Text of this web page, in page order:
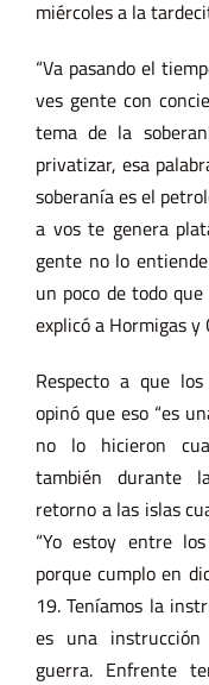
miércoles a la
“Va pasando el
ves gente con
tema de la
privatizar, esa
soberanía es el
a vos te genera
gente no lo
un poco de todo
explicó a Hormigas y
Respecto a que
opinó que eso “es
no lo hicieron
también durante
retorno a las islas
“Yo estoy entre
porque cumplo en
19. Teníamos la
es una
guerra. Enfrente